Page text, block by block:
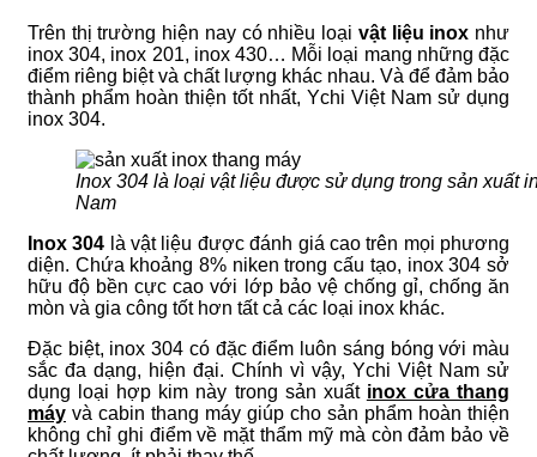
Trên thị trường hiện nay có nhiều loại vật liệu inox như
inox 304, inox 201, inox 430… Mỗi loại mang những đặc
điểm riêng biệt và chất lượng khác nhau. Và để đảm bảo
thành phẩm hoàn thiện tốt nhất, Ychi Việt Nam sử dụng
inox 304.
Inox 304 là loại vật liệu được sử dụng trong sản xuất
Nam
Inox 304 là vật liệu được đánh giá cao trên mọi phương
diện. Chứa khoảng 8% niken trong cấu tạo, inox 304 sở
hữu độ bền cực cao với lớp bảo vệ chống gỉ, chống ăn
mòn và gia công tốt hơn tất cả các loại inox khác.
Đặc biệt, inox 304 có đặc điểm luôn sáng bóng với màu
sắc đa dạng, hiện đại. Chính vì vậy, Ychi Việt Nam sử
dụng loại hợp kim này trong sản xuất inox cửa thang
máy và cabin thang máy giúp cho sản phẩm hoàn thiện
không chỉ ghi điểm về mặt thẩm mỹ mà còn đảm bảo về